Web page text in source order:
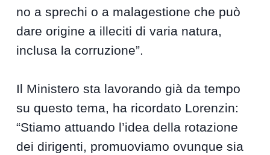
no a sprechi o a malagestione che può
dare origine a illeciti di varia natura,
inclusa la corruzione”.
Il Ministero sta lavorando già da tempo
su questo tema, ha ricordato Lorenzin:
“Stiamo attuando l’idea della rotazione
dei dirigenti, promuoviamo ovunque sia